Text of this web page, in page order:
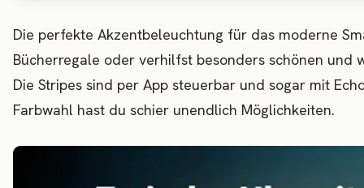
Die perfekte Akzentbeleuchtung für das moderne
Bücherregale oder verhilfst besonders schönen und
Die Stripes sind per App steuerbar und sogar mit
Farbwahl hast du schier unendlich Möglichkeiten.